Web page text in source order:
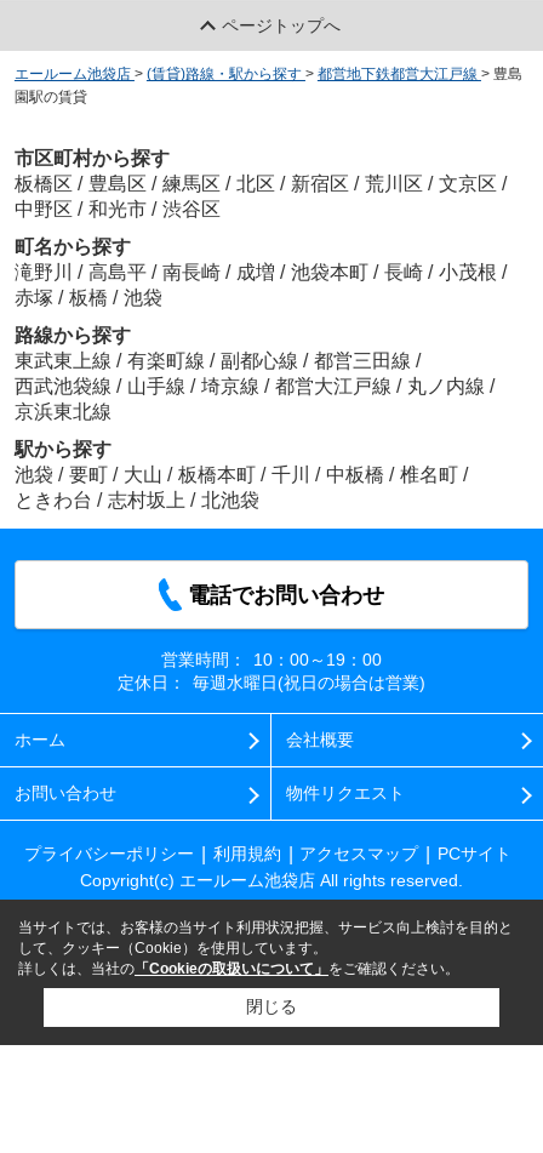
ページトップへ
エールーム池袋店 > (賃貸)路線・駅から探す > 都営地下鉄都営大江戸線 > 豊島
園駅の賃貸
市区町村から探す
板橋区 / 豊島区 / 練馬区 / 北区 / 新宿区 / 荒川区 / 文京区 /
中野区 / 和光市 / 渋谷区
町名から探す
滝野川 / 高島平 / 南長崎 / 成増 / 池袋本町 / 長崎 / 小茂根 /
赤塚 / 板橋 / 池袋
路線から探す
東武東上線 / 有楽町線 / 副都心線 / 都営三田線 /
西武池袋線 / 山手線 / 埼京線 / 都営大江戸線 / 丸ノ内線 /
京浜東北線
駅から探す
池袋 / 要町 / 大山 / 板橋本町 / 千川 / 中板橋 / 椎名町 /
ときわ台 / 志村坂上 / 北池袋
電話でお問い合わせ
営業時間：
10：00～19：00
定休日：
毎週水曜日(祝日の場合は営業)
ホーム 会社概要
お問い合わせ 物件リクエスト
プライバシーポリシー 利用規約 アクセスマップ
PCサイト
Copyright(c) エールーム池袋店 All rights reserved.
当サイトでは、お客様の当サイト利用状況把握、サービス向上検討を目的と
して、クッキー（Cookie）を使用しています。
詳しくは、当社の 「Cookieの取扱いについて」 をご確認ください。
閉じる